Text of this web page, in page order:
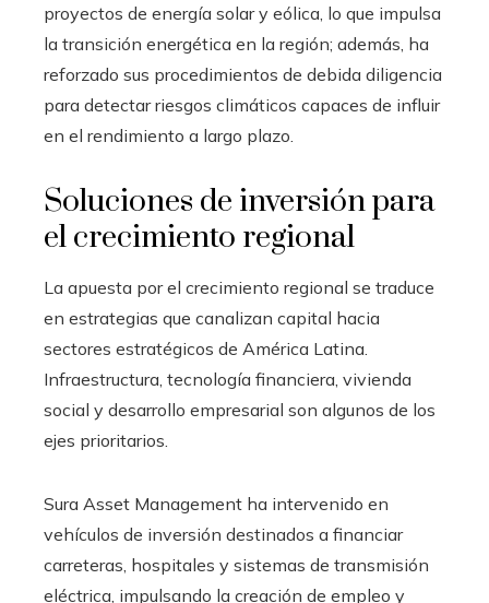
proyectos de energía solar y eólica, lo que impulsa
la transición energética en la región; además, ha
reforzado sus procedimientos de debida diligencia
para detectar riesgos climáticos capaces de influir
en el rendimiento a largo plazo.
Soluciones de inversión para
el crecimiento regional
La apuesta por el crecimiento regional se traduce
en estrategias que canalizan capital hacia
sectores estratégicos de América Latina.
Infraestructura, tecnología financiera, vivienda
social y desarrollo empresarial son algunos de los
ejes prioritarios.
Sura Asset Management ha intervenido en
vehículos de inversión destinados a financiar
carreteras, hospitales y sistemas de transmisión
eléctrica, impulsando la creación de empleo y